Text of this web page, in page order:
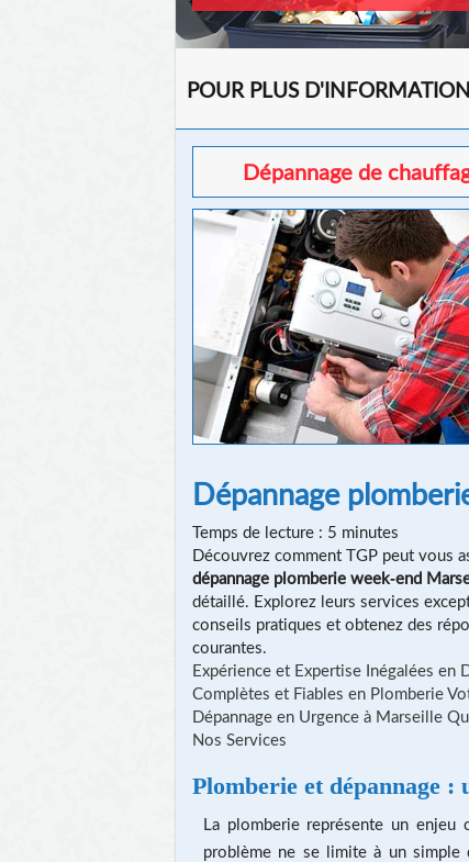
POUR PLUS
Dépannage de
Dépannage
Temps de lecture : 5 minutes
Découvrez comment TGP peut vous
dépannage plomberie week-end
détaillé. Explorez leurs services
conseils pratiques et obtenez des
courantes.
Expérience et Expertise Inégalées en
Complètes et Fiables en Plomberie
Dépannage en Urgence à Marseille
Nos Services
Plomberie et dépannage :
La plomberie représente un enjeu
problème ne se limite à un simple